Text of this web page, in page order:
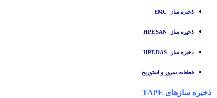
ذخیره ساز
ذخیره ساز HPE SAN
ذخیره ساز HPE DAS
قطعات سرور و استوریج
ذخیره سازهای TAPE